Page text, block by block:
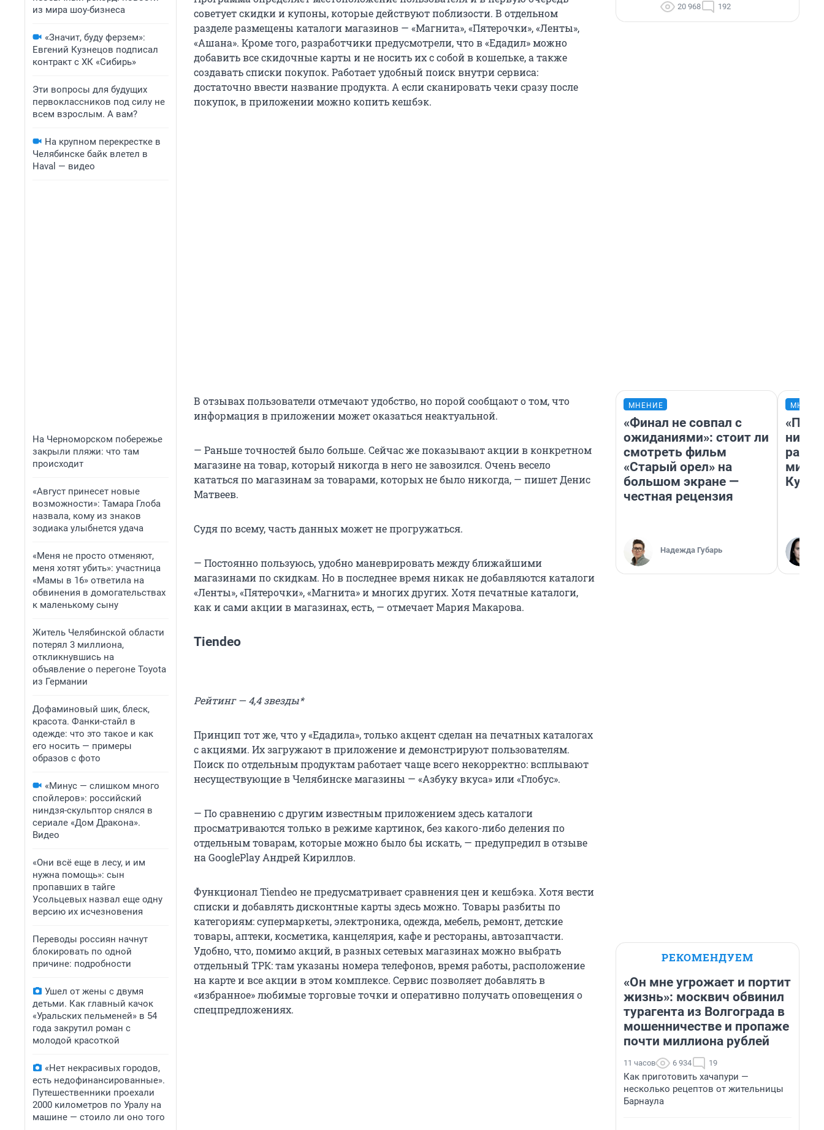
из мира шоу-бизнеса
«Значит, буду ферзем»:
Евгений Кузнецов подписал
контракт с ХК «Сибирь»
Эти вопросы для будущих
первоклассников под силу не
всем взрослым. А вам?
На крупном перекрестке в
Челябинске байк влетел в
Haval — видео
На Черноморском побережье
закрыли пляжи: что там
происходит
«Август принесет новые
возможности»: Тамара Глоба
назвала, кому из знаков
зодиака улыбнется удача
«Меня не просто отменяют,
меня хотят убить»: участница
«Мамы в 16» ответила на
обвинения в домогательствах
к маленькому сыну
Житель Челябинской области
потерял 3 миллиона,
откликнувшись на
объявление о перегоне Toyota
из Германии
Дофаминовый шик, блеск,
красота. Фанки-стайл в
одежде: что это такое и как
его носить — примеры
образов с фото
«Минус — слишком много
спойлеров»: российский
ниндзя-скульптор снялся в
сериале «Дом Дракона».
Видео
«Они всё еще в лесу, и им
нужна помощь»: сын
пропавших в тайге
Усольцевых назвал еще одну
версию их исчезновения
Переводы россиян начнут
блокировать по одной
причине: подробности
Ушел от жены с двумя
детьми. Как главный качок
«Уральских пельменей» в 54
года закрутил роман с
молодой красоткой
«Нет некрасивых городов,
есть недофинансированные».
Путешественники проехали
2000 километров по Уралу на
машине — стоило ли оно того
советует скидки и купоны, которые действуют поблизости. В отдельном
разделе размещены каталоги магазинов — «Магнита», «Пятерочки», «Ленты»,
«Ашана». Кроме того, разработчики предусмотрели, что в «Едадил» можно
добавить все скидочные карты и не носить их с собой в кошельке, а также
создавать списки покупок. Работает удобный поиск внутри сервиса:
достаточно ввести название продукта. А если сканировать чеки сразу после
покупок, в приложении можно копить кешбэк.
В отзывах пользователи отмечают удобство, но порой сообщают о том, что
информация в приложении может оказаться неактуальной.
— Раньше точностей было больше. Сейчас же показывают акции в конкретном
магазине на товар, который никогда в него не завозился. Очень весело
кататься по магазинам за товарами, которых не было никогда, — пишет Денис
Матвеев.
Судя по всему, часть данных может не прогружаться.
— Постоянно пользуюсь, удобно маневрировать между ближайшими
магазинами по скидкам. Но в последнее время никак не добавляются каталоги
«Ленты», «Пятерочки», «Магнита» и многих других. Хотя печатные каталоги,
как и сами акции в магазинах, есть, — отмечает Мария Макарова.
Tiendeo
Рейтинг — 4,4 звезды*
Принцип тот же, что у «Едадила», только акцент сделан на печатных каталогах
с акциями. Их загружают в приложение и демонстрируют пользователям.
Поиск по отдельным продуктам работает чаще всего некорректно: всплывают
несуществующие в Челябинске магазины — «Азбуку вкуса» или «Глобус».
— По сравнению с другим известным приложением здесь каталоги
просматриваются только в режиме картинок, без какого-либо деления по
отдельным товарам, которые можно было бы искать, — предупредил в отзыве
на GooglePlay Андрей Кириллов.
Функционал Tiendeo не предусматривает сравнения цен и кешбэка. Хотя вести
списки и добавлять дисконтные карты здесь можно. Товары разбиты по
категориям: супермаркеты, электроника, одежда, мебель, ремонт, детские
товары, аптеки, косметика, канцелярия, кафе и рестораны, автозапчасти.
Удобно, что, помимо акций, в разных сетевых магазинах можно выбрать
отдельный ТРК: там указаны номера телефонов, время работы, расположение
на карте и все акции в этом комплексе. Сервис позволяет добавлять в
«избранное» любимые торговые точки и оперативно получать оповещения о
спецпредложениях.
20 968 192
МНЕНИЕ
«Финал не совпал с
ожиданиями»: стоит ли
смотреть фильм
«Старый орел» на
большом экране —
честная рецензия
Надежда Губарь
Кузи
РЕКОМЕНДУЕМ
«Он мне угрожает и портит
жизнь»: москвич обвинил
турагента из Волгограда в
мошенничестве и пропаже
почти миллиона рублей
11 часов 6 934 19
Как приготовить хачапури —
несколько рецептов от жительницы
Барнаула